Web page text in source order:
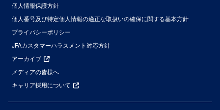
個人情報保護方針
個人番号及び特定個人情報の適正な取扱いの確保に関する基本方針
プライバシーポリシー
JFAカスタマーハラスメント対応方針
アーカイブ
メディアの皆様へ
キャリア採用について